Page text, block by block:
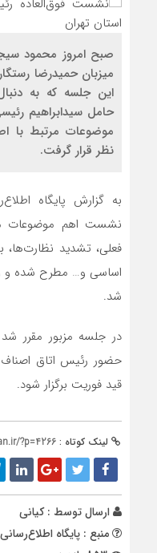
صبح امروز محمود
میزبان حمیدرضا
این جلسه که به
حامل سیدابراهیم
موضوعات مرتبط با
نظر قرار گرفت.
به گزارش پایگاه
نشست اهم موضوعات
فعلی، تشدید نظارت‌ها،
اساسی و… مطرح شده و
شد.
در جلسه مزبور مقرر
حضور رئیس اتاق
قید فوریت برگزار شود.
لینک کوتاه : ?p=4266
ارسال توسط :کیانی
منبع : پایگاه